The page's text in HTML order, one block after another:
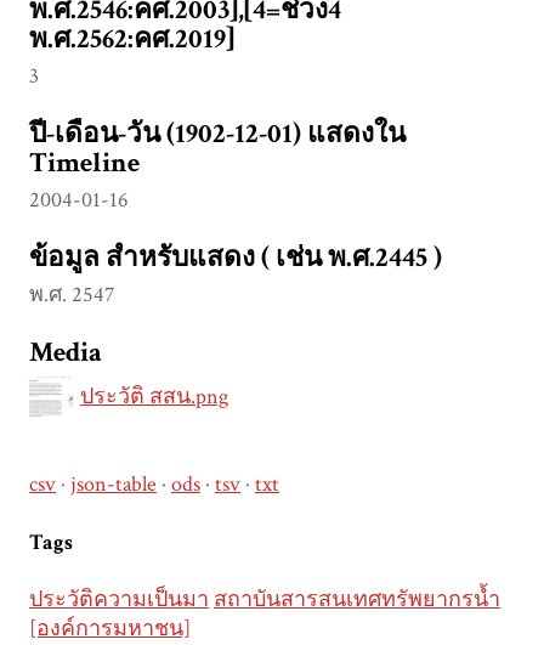
พ.ศ.2546:คศ.2003],[4=ช่วง4
พ.ศ.2562:คศ.2019]
3
ปี-เดือน-วัน (1902-12-01) แสดงใน
Timeline
2004-01-16
ข้อมูล สำหรับแสดง ( เช่น พ.ศ.2445 )
พ.ศ. 2547
Media
ประวัติ สสน.png
csv json-table ods tsv txt
Tags
ประวัติความเป็นมา สถาบันสารสนเทศทรัพยากรน้ำ
[องค์การมหาชน]